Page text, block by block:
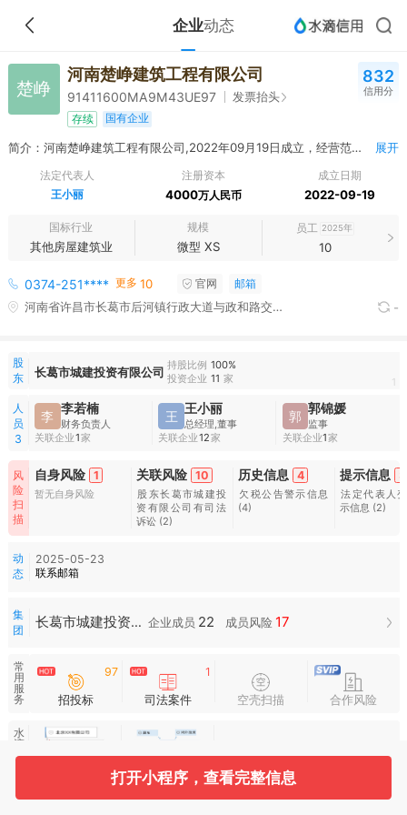
企业动态
楚峥
河南楚峥建筑工程有限公司
91411600MA9M43UE97 发票抬头
存续 国有企业
832
信用分
简介：河南楚峥建筑工程有限公司,2022年09月19日成立，经营范围包括许可项目：建设工程施工；建筑物拆除作业（爆破作业除外）；建筑劳务分包；施工专业作业；住宅室内装饰装修；文物保护工程施工；地质灾害治理工程施工；输电、供电、受电电力设施的安装、维修和试验；舞台工程施工；民用核安全设备安装；燃气燃烧器具安装、维修；电气安装服务；建筑智能化系统设计；建设工程设计（依法须经批准的项目，经相关部门批准后方可开展经营活动，具体经营项目以相关部门批准文件或许可证件为准）一般项目：对外承包工程；金属门窗工程施工；土石方工程施工；体育场地设施工程施工；园林绿化工程施工；普通机械设备安装服务；室内木门窗安装服务；家用电器安装服务；家具安装和维修服务；渔港渔船泊位建设（除依法须经批准的项目外，凭营业执照依法自主开展经营活动） 展开
法定代表人
王小丽
注册资本
4000万人民币
成立日期
2022-09-19
国标行业
其他房屋建筑业
规模
微型 XS
员工 2025年
10
0374-251**** 更多 10 官网 邮箱
河南省许昌市长葛市后河镇行政大道与政和路交叉口往北150米路东门面房2号 -
股
东
长葛市城建投资有限公司 持股比例 100%
投资企业 11 家 1
人
员
3
李 李若楠
财务负责人
关联企业1家
王 王小丽
总经理,董事
关联企业12家
郭 郭锦媛
监事
关联企业1家
风
险
扫
描
自身风险 1
暂无自身风险
关联风险 10
股东长葛市城建投
资有限公司有司法
诉讼 (2)
历史信息 4
欠税公告警示信息
(4)
提示信息
法定代表人
示信息 (2)
动
态
2025-05-23
联系邮箱
集
团
长葛市城建投资集团 企业成员 22 成员风险 17
常
用
服
务
97
招投标
1
司法案件 空壳扫描 合作风险
水
滴
图
打开小程序，查看完整信息